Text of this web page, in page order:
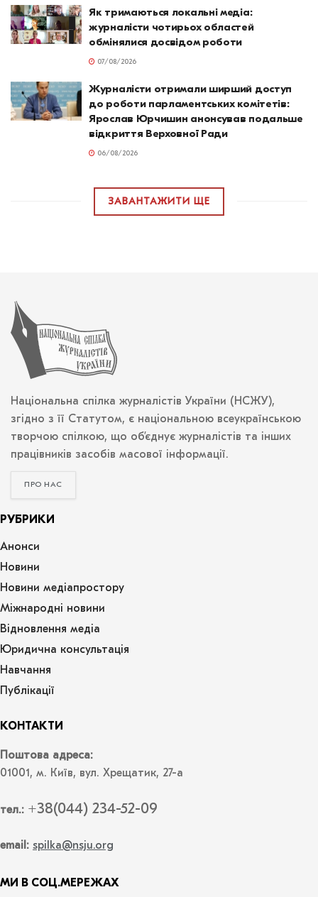
Як тримаються локальні медіа:
журналісти чотирьох областей
обмінялися досвідом роботи
07/08/2026
Журналісти отримали ширший доступ
до роботи парламентських комітетів:
Ярослав Юрчишин анонсував подальше
відкриття Верховної Ради
06/08/2026
ЗАВАНТАЖИТИ ЩЕ
Національна спілка журналістів України (НСЖУ),
згідно з її Статутом, є національною всеукраїнською
творчою спілкою, що об’єднує журналістів та інших
працівників засобів масової інформації.
ПРО НАС
РУБРИКИ
Анонси
Новини
Новини медіапростору
Міжнародні новини
Відновлення медіа
Юридична консультація
Навчання
Публікації
КОНТАКТИ
Поштова адреса:
01001, м. Київ, вул. Хрещатик, 27-а
тел.: +38(044) 234-52-09
email: spilka@nsju.org
МИ В СОЦ.МЕРЕЖАХ